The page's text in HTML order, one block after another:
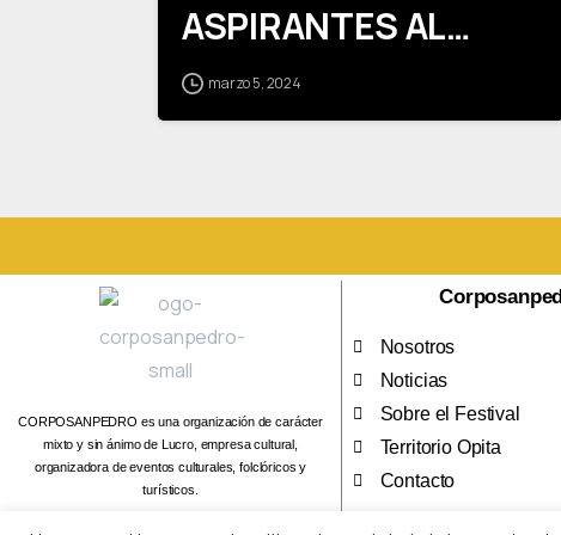
ASPIRANTES AL
CARGO DE REVISOR
FISCAL PERIODO
marzo 5, 2024
CORPOSANPEDRO es una organización de carácter
mixto y sin ánimo de Lucro, empresa cultural,
organizadora de eventos culturales, folclóricos y
turísticos.
Nosotros
Noticias
Sobre el Festival
Territorio Opita
Contacto